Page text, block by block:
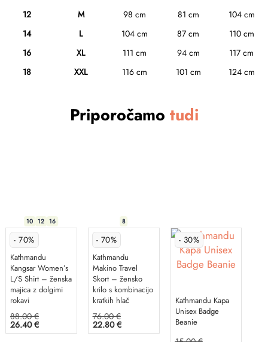
12
M 98 cm 81 cm
104 cm
14
L 104 cm 87 cm
110 cm
16
XL 111 cm 94 cm
117 cm
18
XXL 116 cm 101 cm 124 cm
Priporočamo tudi
- 70%
Kathmandu
Kangsar Women’s
L/S Shirt – ženska
majica z dolgimi
rokavi
10 12 16
88.00€
je
26.40€Trenutna
cena
- 70%
Kathmandu
Makino Travel
Skort – žensko
krilo s kombinacijo
kratkih hlač
8
76.00€
je
22.80€Trenutna
cena
- 30%
Kathmandu Kapa
Unisex Badge
Beanie